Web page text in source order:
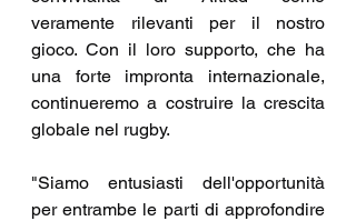
veramente rilevanti per il nostro
gioco. Con il loro supporto, che ha
una forte impronta internazionale,
continueremo a costruire la crescita
globale nel rugby.
"Siamo entusiasti dell'opportunità
per entrambe le parti di approfondire